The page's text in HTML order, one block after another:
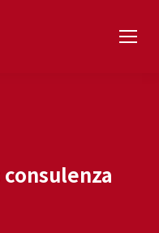
consulenza